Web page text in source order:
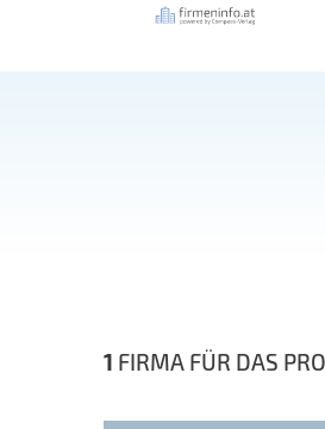
1 FIRMA FÜR DAS